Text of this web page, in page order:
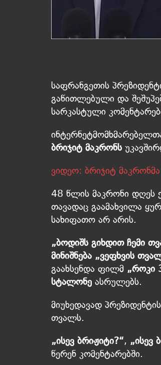
საფრანგეთის
გაწითლებული და
სარკასტული
ბრიჯიტ მაკრონს
ვიდეო: ბრიჯიტ
48 წლის მაკრონი დღეს
თავადაც გაამახვილა
სახიფათო არ არის.
„ბოდიშს გიხდით ჩემი
მინიშნება „ვეფხვის
გაახსენდა ფილმ „როკი
სტალონე ასრულებს.
მიუხედავად
თვალს.
„ისევ ბრიჟიტი?“, „ისევ
წერენ კომენტარებში.